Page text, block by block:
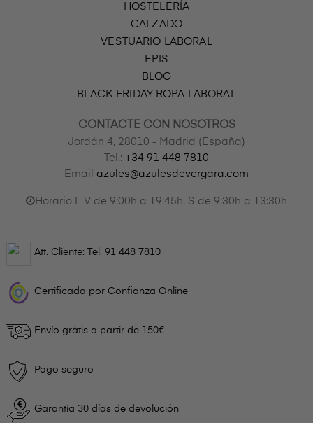
HOSTELERÍA
CALZADO
VESTUARIO LABORAL
EPIS
BLOG
BLACK FRIDAY ROPA LABORAL
CONTACTE CON NOSOTROS
Jordán 4, 28010 - Madrid (España)
Tel.: +34 91 448 7810
Email azules@azulesdevergara.com
Horario L-V de 9:00h a 19:45h. S de 9:30h a 13:30h
Att. Cliente: Tel. 91 448 7810
Certificada por Confianza Online
Envío grátis a partir de 150€
Pago seguro
Garantía 30 días de devolución